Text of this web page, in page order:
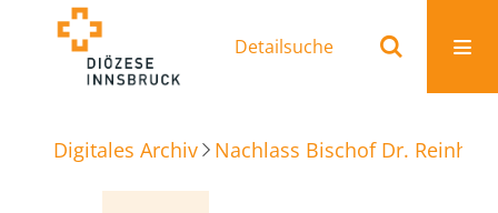
Detailsuche
Digitales Archiv Nachlass Bischof Dr.